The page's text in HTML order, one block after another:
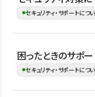
ことで、デザインを
ながらレイアウトに
す。
セキュリティ・サポートにつ
Studioでは、公開サイ
の暗号化、データ保
困ったときのサポー
セキュリティ・サポートにつ